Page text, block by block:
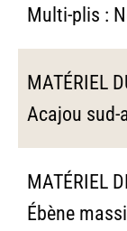
Multi-plis :
MATÉRIEL
Acajou sud-
MATÉRIEL
Ébène